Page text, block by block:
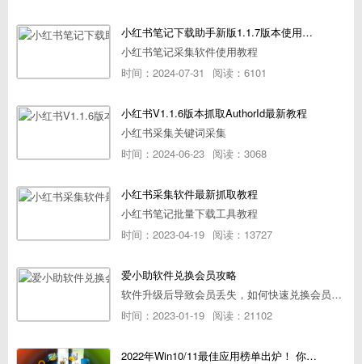
小红书笔记下载助手新版1.1.7版本使用教程
小红书笔记采集软件使用教程
时间：2024-07-31
阅读：6101
小红书V1.1.6版本抓取AuthorId最新教程
小红书采集关键词采集
时间：2024-06-23 阅读：3068
小红书采集软件最新抓取教程
小红书笔记批量下载工具教程
时间：2023-04-19 阅读：13727
爱小助软件兑换会员攻略
软件升级后导致会员丢失，如何快速兑换会员详细攻略
时间：2023-01-19 阅读：21102
2022年Win10/11最佳应用榜单出炉！ 你都用过几个？